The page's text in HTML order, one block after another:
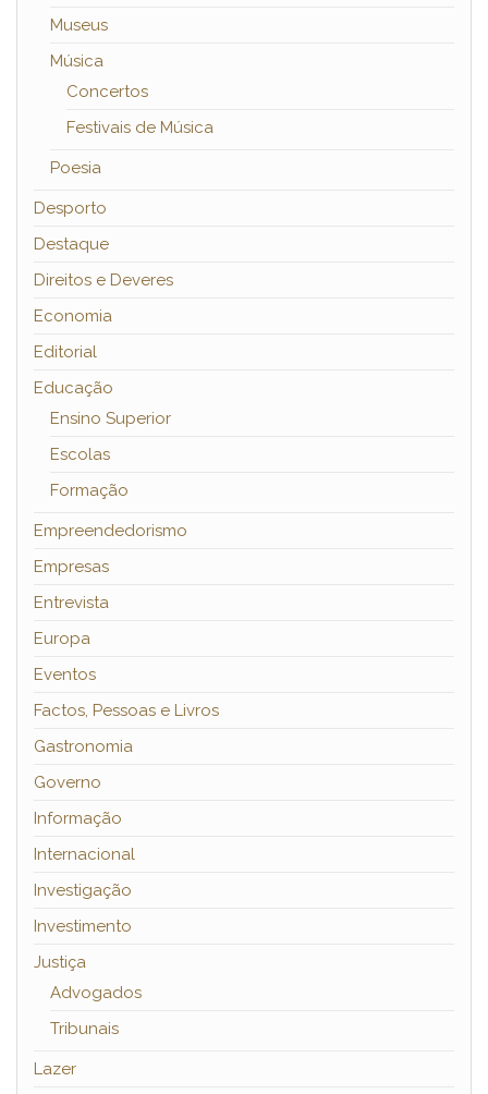
Museus
Música
Concertos
Festivais de Música
Poesia
Desporto
Destaque
Direitos e Deveres
Economia
Editorial
Educação
Ensino Superior
Escolas
Formação
Empreendedorismo
Empresas
Entrevista
Europa
Eventos
Factos, Pessoas e Livros
Gastronomia
Governo
Informação
Internacional
Investigação
Investimento
Justiça
Advogados
Tribunais
Lazer